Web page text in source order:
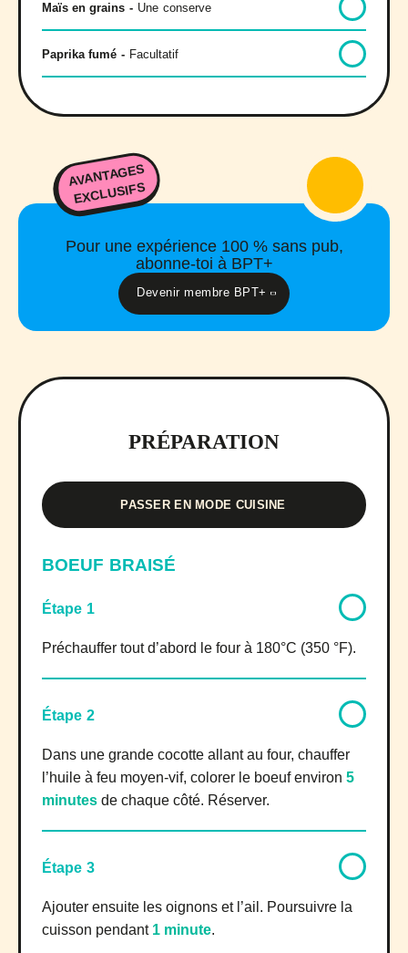
Maïs en grains - Une conserve
Paprika fumé - Facultatif
AVANTAGES
EXCLUSIFS
Pour une expérience 100 % sans pub,
abonne-toi à BPT+
Devenir membre BPT+
PRÉPARATION
PASSER EN MODE CUISINE
BOEUF BRAISÉ
Étape 1
Préchauffer tout d’abord le four à 180°C (350 °F).
Étape 2
Dans une grande cocotte allant au four, chauffer
l’huile à feu moyen-vif, colorer le boeuf environ 5
minutes de chaque côté. Réserver.
Étape 3
Ajouter ensuite les oignons et l’ail. Poursuivre la
cuisson pendant1 minute.